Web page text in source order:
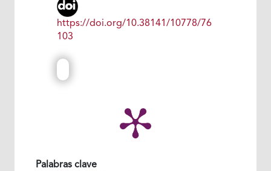
https://doi.org/10.38141/10778/76
103
Palabras clave